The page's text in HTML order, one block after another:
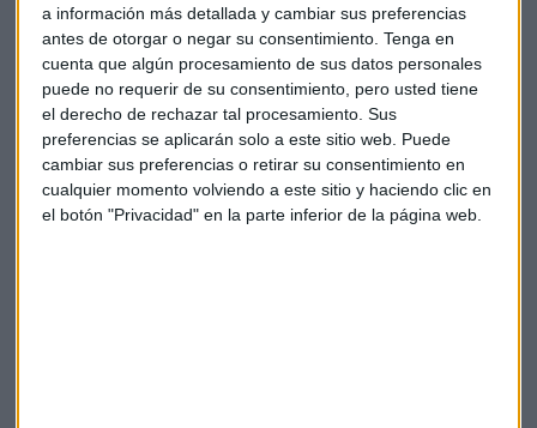
a información más detallada y cambiar sus preferencias
antes de otorgar o negar su consentimiento. Tenga en
cuenta que algún procesamiento de sus datos personales
puede no requerir de su consentimiento, pero usted tiene
el derecho de rechazar tal procesamiento. Sus
preferencias se aplicarán solo a este sitio web. Puede
cambiar sus preferencias o retirar su consentimiento en
cualquier momento volviendo a este sitio y haciendo clic en
el botón "Privacidad" en la parte inferior de la página web.
demanda de estas ayudas”. El proceso está avanzando a
buen ritmo y es una iniciativa que permite dar un salto
cualitativo en los elementos productivos de las
organizaciones.
Para Font, labarrera número 1 para las pymes a la hora de
digitalizarsees el tiempoque se necesita para pensar en
cómo quiero que sea la empresa. La digitalización añade